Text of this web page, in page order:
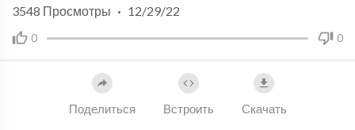
0 0
3548 Просмотры · 12/29/22
Поделиться Встроить Скачать